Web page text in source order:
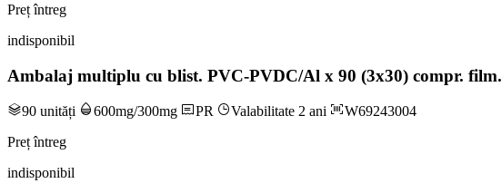
Preț întreg
indisponibil
Ambalaj multiplu cu blist. PVC-PVDC/Al x 90 (3x30) compr. film.
90 unități 600mg/300mg PR Valabilitate 2 ani
W69243004
Preț întreg
indisponibil